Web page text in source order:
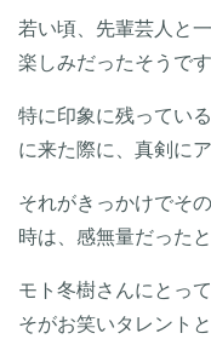
若い頃、先輩芸人と
楽しみだったそうです
特に印象に残ってい
に来た際に、真剣に
それがきっかけでそ
時は、感無量だったと
モト冬樹さんにとっ
そがお笑いタレント